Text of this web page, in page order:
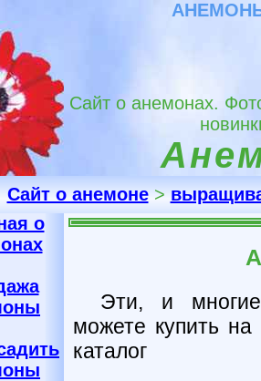
АНЕМОНЫ
Сайт о анемонах.
Сайт о анемоне >
о
Эти, и
можете купить
каталог